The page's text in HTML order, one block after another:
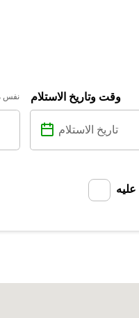
نفس وقت وتاريخ الاستلام